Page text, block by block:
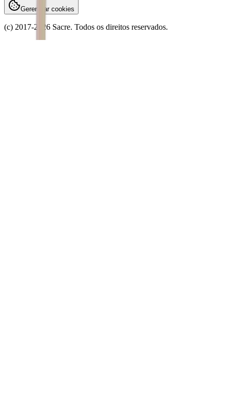
Gerenciar cookies
(c) 2017-2026 Sacre. Todos os direitos reservados.